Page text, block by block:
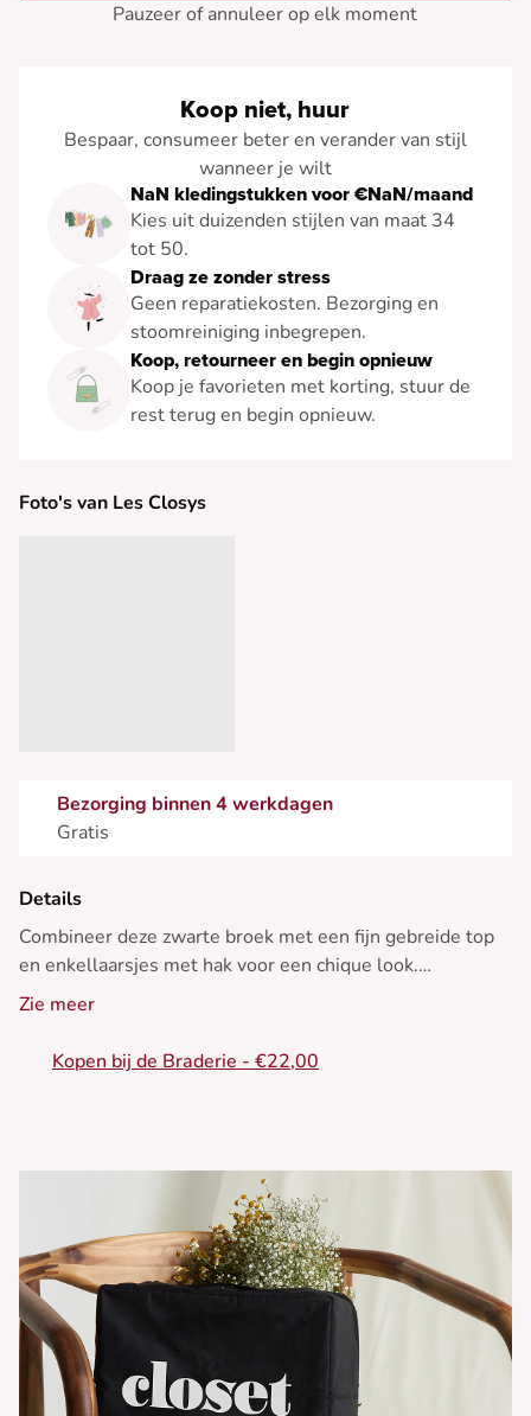
Pauzeer of annuleer op elk moment
Koop niet, huur
Bespaar, consumeer beter en verander van stijl
wanneer je wilt
NaN kledingstukken voor €NaN/maand
Kies uit duizenden stijlen van maat 34
tot 50.
Draag ze zonder stress
Geen reparatiekosten. Bezorging en
stoomreiniging inbegrepen.
Koop, retourneer en begin opnieuw
Koop je favorieten met korting, stuur de
rest terug en begin opnieuw.
Foto's van Les Closys
Bezorging binnen 4 werkdagen
Gratis
Details
Combineer deze zwarte broek met een fijn gebreide top
en enkellaarsjes met hak voor een chique look.
Fluweelachtige textuur
Zie meer
Kopen bij de Braderie - €22,00